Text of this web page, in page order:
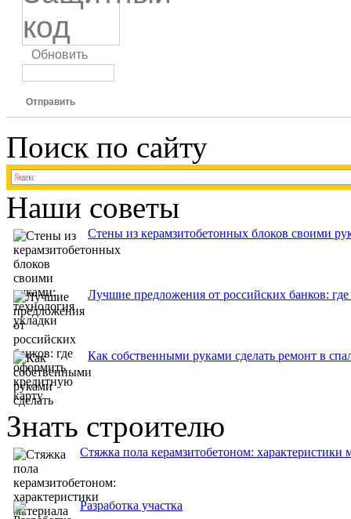
Обновить
Отправить
Поиск по сайту
Наши советы
Стены из керамзитобетонных блоков своими
Лучшие предложения от российских банков:
Как собственными руками сделать ремонт в
Знать строителю
Стяжка пола керамзитобетоном: характеристики
Разработка участка